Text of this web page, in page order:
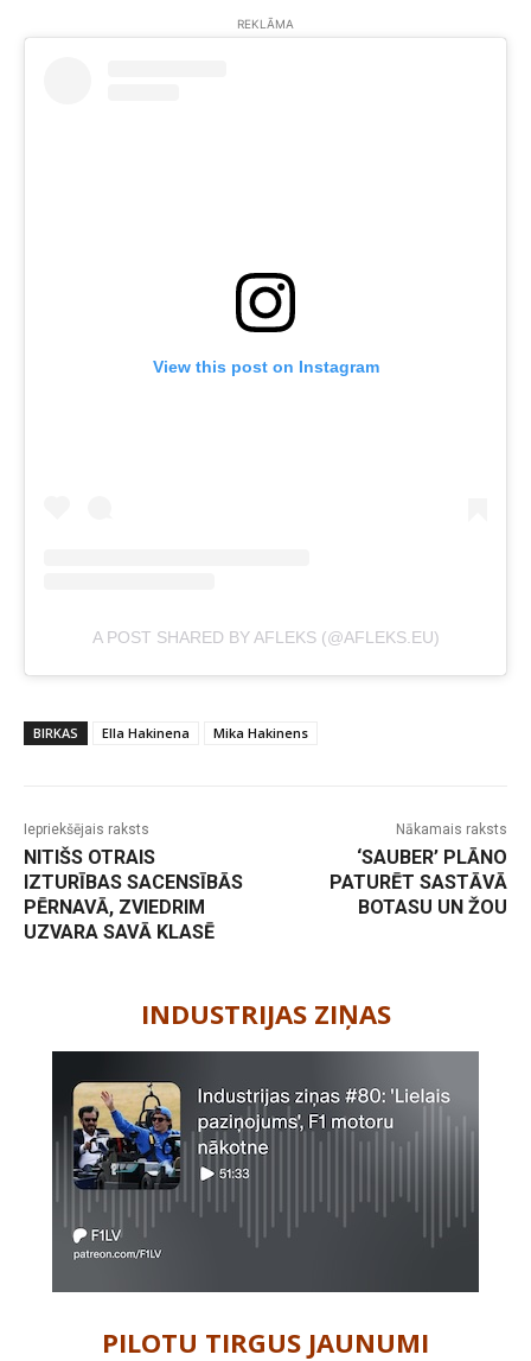
REKLĀMA
View this post on Instagram
A POST SHARED BY AFLEKS (@AFLEKS.EU)
BIRKAS Ella Hakinena Mika Hakinens
Iepriekšējais raksts
NITIŠS OTRAIS
IZTURĪBAS SACENSĪBĀS
PĒRNAVĀ, ZVIEDRIM
UZVARA SAVĀ KLASĒ
Nākamais raksts
‘SAUBER’ PLĀNO
PATURĒT SASTĀVĀ
BOTASU UN ŽOU
INDUSTRIJAS ZIŅAS
PILOTU TIRGUS JAUNUMI